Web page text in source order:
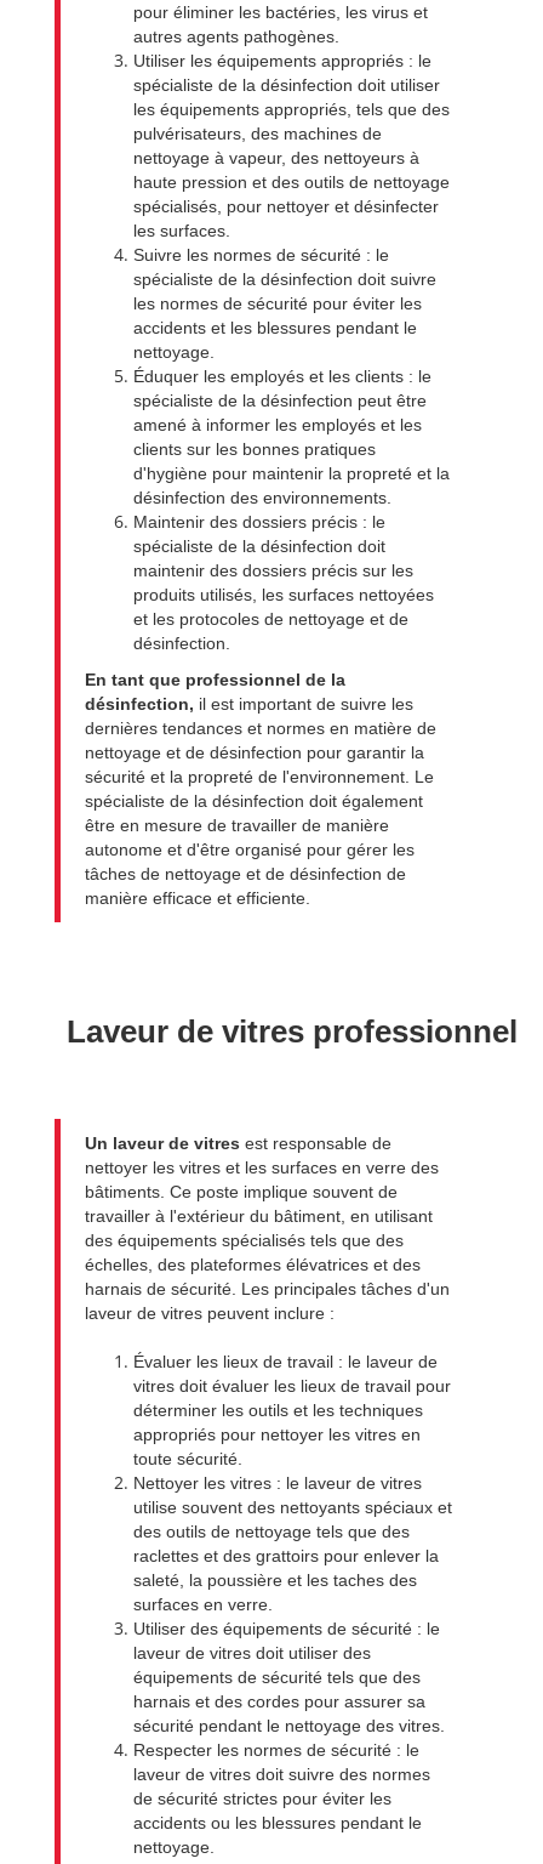
pour éliminer les bactéries, les virus et
autres agents pathogènes.
Utiliser les équipements appropriés : le
spécialiste de la désinfection doit utiliser
les équipements appropriés, tels que des
pulvérisateurs, des machines de
nettoyage à vapeur, des nettoyeurs à
haute pression et des outils de nettoyage
spécialisés, pour nettoyer et désinfecter
les surfaces.
Suivre les normes de sécurité : le
spécialiste de la désinfection doit suivre
les normes de sécurité pour éviter les
accidents et les blessures pendant le
nettoyage.
Éduquer les employés et les clients : le
spécialiste de la désinfection peut être
amené à informer les employés et les
clients sur les bonnes pratiques
d'hygiène pour maintenir la propreté et la
désinfection des environnements.
Maintenir des dossiers précis : le
spécialiste de la désinfection doit
maintenir des dossiers précis sur les
produits utilisés, les surfaces nettoyées
et les protocoles de nettoyage et de
désinfection.
En tant que professionnel de la
désinfection, il est important de suivre les
dernières tendances et normes en matière de
nettoyage et de désinfection pour garantir la
sécurité et la propreté de l'environnement. Le
spécialiste de la désinfection doit également
être en mesure de travailler de manière
autonome et d'être organisé pour gérer les
tâches de nettoyage et de désinfection de
manière efficace et efficiente.
Laveur de vitres professionnel
Un laveur de vitres est responsable de
nettoyer les vitres et les surfaces en verre des
bâtiments. Ce poste implique souvent de
travailler à l'extérieur du bâtiment, en utilisant
des équipements spécialisés tels que des
échelles, des plateformes élévatrices et des
harnais de sécurité. Les principales tâches d'un
laveur de vitres peuvent inclure :
Évaluer les lieux de travail : le laveur de
vitres doit évaluer les lieux de travail pour
déterminer les outils et les techniques
appropriés pour nettoyer les vitres en
toute sécurité.
Nettoyer les vitres : le laveur de vitres
utilise souvent des nettoyants spéciaux et
des outils de nettoyage tels que des
raclettes et des grattoirs pour enlever la
saleté, la poussière et les taches des
surfaces en verre.
Utiliser des équipements de sécurité : le
laveur de vitres doit utiliser des
équipements de sécurité tels que des
harnais et des cordes pour assurer sa
sécurité pendant le nettoyage des vitres.
Respecter les normes de sécurité : le
laveur de vitres doit suivre des normes
de sécurité strictes pour éviter les
accidents ou les blessures pendant le
nettoyage.